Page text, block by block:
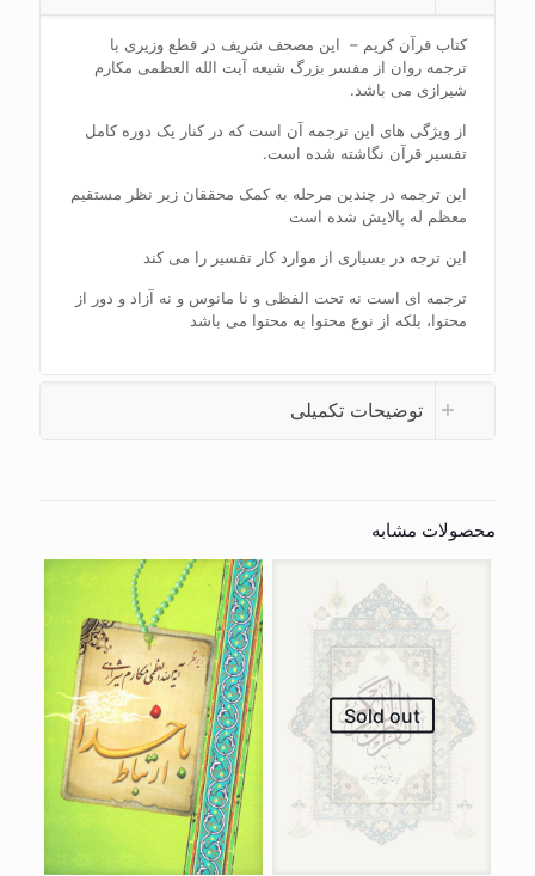
کتاب قرآن کریم – این مصحف شریف در قطع وزیری با
ترجمه روان از مفسر بزرگ شیعه آیت الله العظمی مکارم
شیرازی می باشد.
از ویژگی های این ترجمه آن است که در کنار یک دوره کامل
تفسیر قرآن نگاشته شده است.
این ترجمه در چندین مرحله به کمک محققان زیر نظر مستقیم
معظم له پالایش شده است
این ترجه در بسیاری از موارد کار تفسیر را می کند
ترجمه ای است نه تحت الفظی و نا مانوس و نه آزاد و دور از
محتوا، بلکه از نوع محتوا به محتوا می باشد
توضیحات تکمیلی
محصولات مشابه
Sold out